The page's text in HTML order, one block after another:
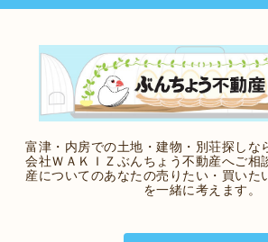
富津・内房での土地・建物・別荘探しな
会社ＷＡＫＩＺぶんちょう不動産へご
産についてのあなたの売りたい・買いた
を一緒に考えます。